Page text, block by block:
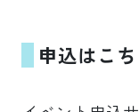
申込はこ